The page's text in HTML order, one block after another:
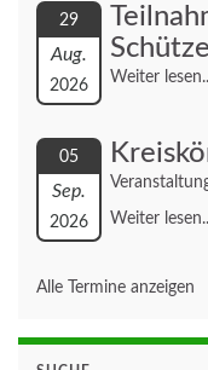
29
Aug.
2026 Weiter
05
Sep.
2026 Weiter
Alle Termine anzeigen